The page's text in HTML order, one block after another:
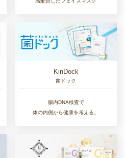
KinDock
菌ドック
腸内DNA検査で
体の内側から健康を考える。